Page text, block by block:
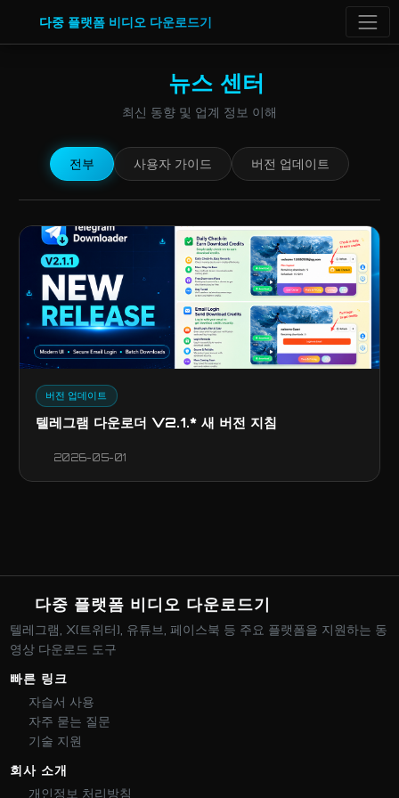
다중 플랫폼 비디오 다운로드기
뉴스 센터
최신 동향 및 업계 정보 이해
전부 사용자 가이드 버전 업데이트
버전 업데이트
텔레그램 다운로더 V2.1.* 새 버전 지침
2026-05-01
다중 플랫폼 비디오 다운로드기
텔레그램, X(트위터), 유튜브, 페이스북 등 주요 플랫폼을 지원하는 동
영상 다운로드 도구
빠른 링크
자습서 사용
자주 묻는 질문
기술 지원
회사 소개
개인정보 처리방침